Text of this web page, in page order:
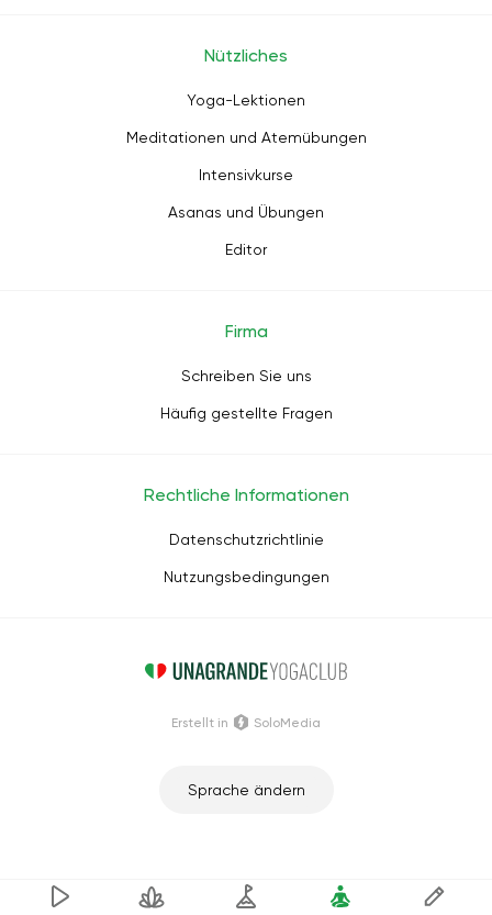
Nützliches
Yoga-Lektionen
Meditationen und Atemübungen
Intensivkurse
Asanas und Übungen
Editor
Firma
Schreiben Sie uns
Häufig gestellte Fragen
Rechtliche Informationen
Datenschutzrichtlinie
Nutzungsbedingungen
Sprache ändern
Erstellt in SoloMedia